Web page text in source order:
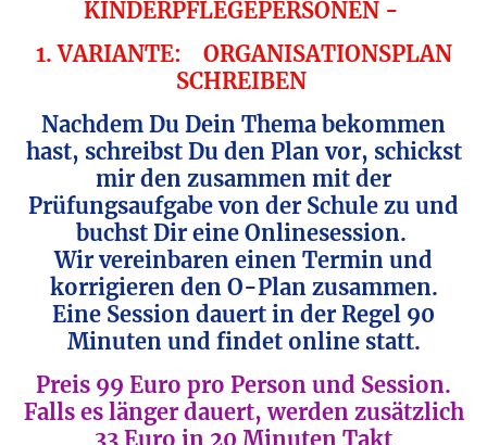
KINDERPFLEGEPERSONEN -
1. VARIANTE: ORGANISATIONSPLAN
SCHREIBEN
Nachdem Du Dein Thema bekommen
hast, schreibst Du den Plan vor, schickst
mir den zusammen mit der
Prüfungsaufgabe von der Schule zu und
buchst Dir eine Onlinesession.
Wir vereinbaren einen Termin und
korrigieren den O-Plan zusammen.
Eine Session dauert in der Regel 90
Minuten und findet online statt.
Preis 99 Euro pro Person und Session.
Falls es länger dauert, werden zusätzlich
33 Euro in 20 Minuten Takt